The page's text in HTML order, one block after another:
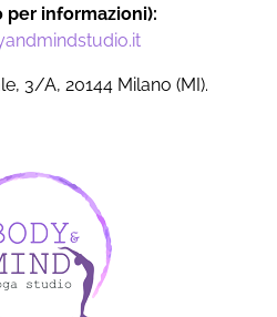
per informazioni):
3/A, 20144 Milano (MI).